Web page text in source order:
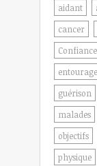
aidant
cancer
Confiance
entourage
guérison
malades
objectifs
physique